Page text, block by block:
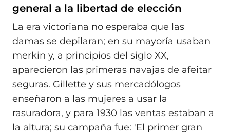
general a la libertad de elección
La era victoriana no esperaba que las
damas se depilaran; en su mayoría usaban
merkin y, a principios del siglo XX,
aparecieron las primeras navajas de afeitar
seguras. Gillette y sus mercadólogos
enseñaron a las mujeres a usar la
rasuradora, y para 1930 las ventas estaban a
la altura; su campaña fue: 'El primer gran